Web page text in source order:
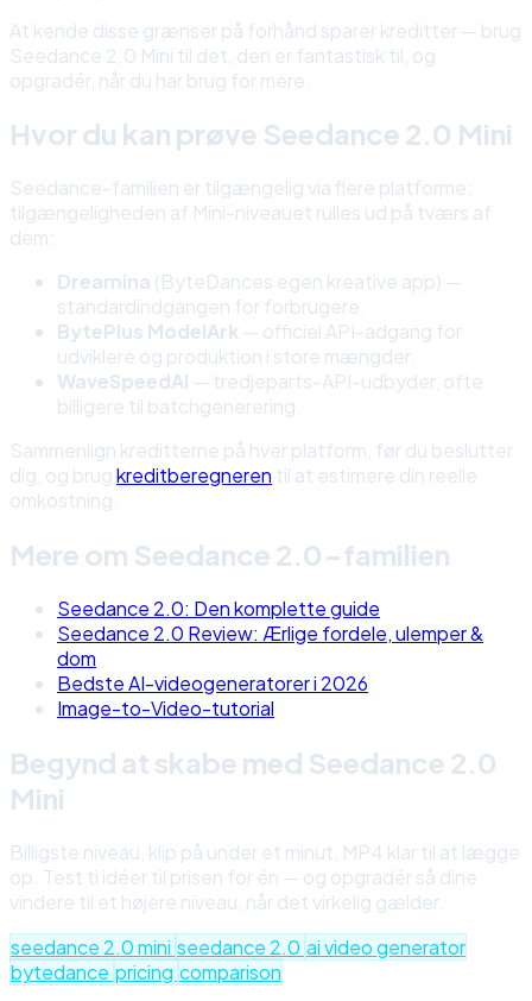
At kende disse grænser på forhånd sparer kreditter — brug
Seedance 2.0 Mini til det, den er fantastisk til, og
opgradér, når du har brug for mere.
Hvor du kan prøve Seedance 2.0 Mini
Seedance-familien er tilgængelig via flere platforme;
tilgængeligheden af Mini-niveauet rulles ud på tværs af
dem:
Dreamina (ByteDances egen kreative app) —
standardindgangen for forbrugere.
BytePlus ModelArk— officiel API-adgang for
udviklere og produktion i store mængder.
WaveSpeedAI — tredjeparts-API-udbyder, ofte
billigere til batchgenerering.
Sammenlign kreditterne på hver platform, før du beslutter
dig, og brugkreditberegneren til at estimere din reelle
omkostning.
Mere om Seedance 2.0-familien
Seedance 2.0: Den komplette guide
Seedance 2.0 Review: Ærlige fordele, ulemper &
dom
Bedste AI-videogeneratorer i 2026
Image-to-Video-tutorial
Begynd at skabe med Seedance 2.0
Mini
Billigste niveau, klip på under et minut, MP4 klar til at lægge
op. Test ti idéer til prisen for én — og opgradér så dine
vindere til et højere niveau, når det virkelig gælder.
seedance 2.0 mini seedance 2.0 ai video generator
bytedance pricing comparison